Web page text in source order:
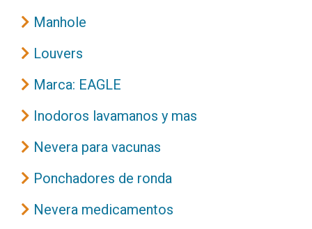
Manhole
Louvers
Marca: EAGLE
Inodoros lavamanos y mas
Nevera para vacunas
Ponchadores de ronda
Nevera medicamentos